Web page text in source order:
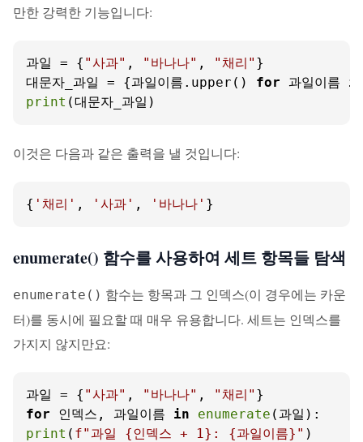
만한 강력한 기능입니다:
과일 = { "사과" , "바나나" , "채리" }
대문자_과일 = {과일이름.upper() for 과일이름
print (대문자_과일)
이것은 다음과 같은 출력을 낼 것입니다:
{ '채리' , '사과' , '바나나' }
enumerate() 함수를 사용하여 세트 항목들 탐색
enumerate() 함수는 항목과 그 인덱스(이 경우에는 카운
터)를 동시에 필요할 때 매우 유용합니다. 세트는 인덱스를
가지지 않지만요:
과일 = { "사과" , "바나나" , "채리"
for 인덱스, 과일이름 in enumerate
print ( f"과일 {인덱스 + 1} : {과일이름} " )